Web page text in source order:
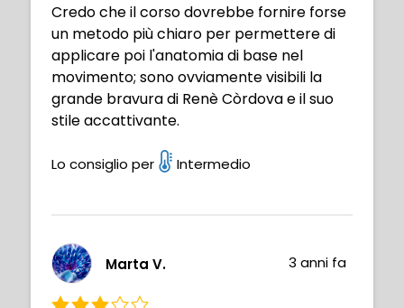
Credo che il corso dovrebbe fornire forse
un metodo più chiaro per permettere di
applicare poi l'anatomia di base nel
movimento; sono ovviamente visibili la
grande bravura di Renè Còrdova e il suo
stile accattivante.
Lo consiglio per Intermedio
Marta V. 3 anni fa